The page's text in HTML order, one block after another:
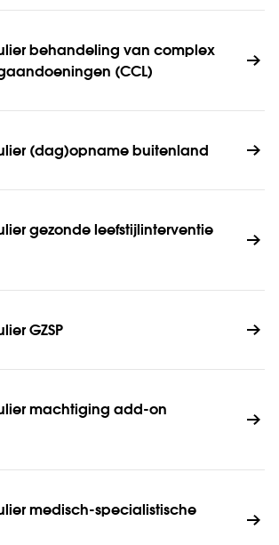
behandeling van complex
(CCL)
(dag)opname buitenland
gezonde leefstijlinterventie
GZSP
machtiging add-on
medisch-specialistische